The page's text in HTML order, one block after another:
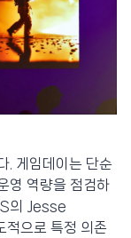
. 게임데이는 단순
영 역량을 점검하
의 Jesse
적으로 특정 의존